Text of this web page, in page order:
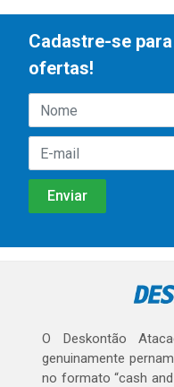
Cadastre-se
ofertas!
O Deskontão
genuinamente
no formato “cash